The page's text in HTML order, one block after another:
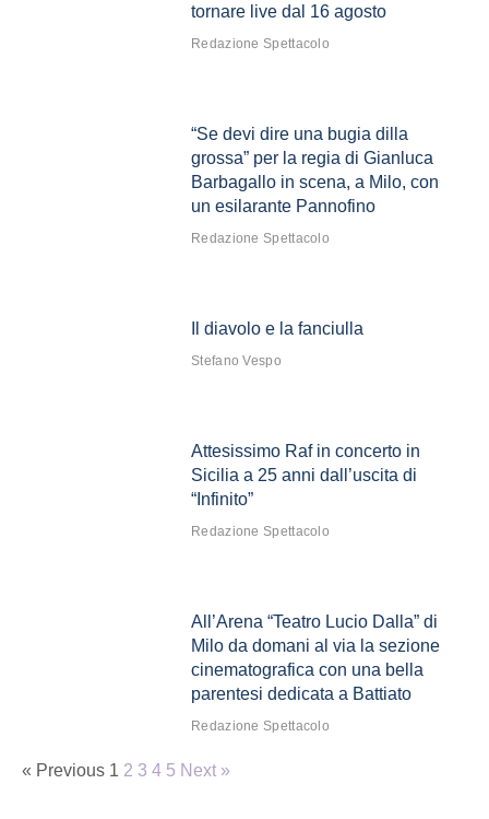
tornare live dal 16 agosto
Redazione Spettacolo
“Se devi dire una bugia dilla
grossa” per la regia di Gianluca
Barbagallo in scena, a Milo, con
un esilarante Pannofino
Redazione Spettacolo
Il diavolo e la fanciulla
Stefano Vespo
Attesissimo Raf in concerto in
Sicilia a 25 anni dall’uscita di
“Infinito”
Redazione Spettacolo
All’Arena “Teatro Lucio Dalla” di
Milo da domani al via la sezione
cinematografica con una bella
parentesi dedicata a Battiato
Redazione Spettacolo
« Previous 1 2 3 4 5 Next »